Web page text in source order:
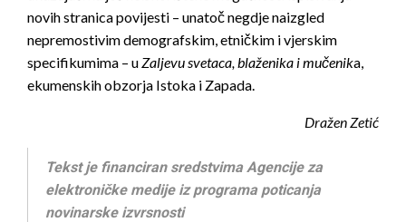
novih stranica povijesti – unatoč negdje naizgled
nepremostivim demografskim, etničkim i vjerskim
specifikumima – uZaljevu svetaca, blaženika i mučenika,
ekumenskih obzorja Istoka i Zapada.
Dražen Zetić
Tekst je financiran sredstvima Agencije za
elektroničke medije iz programa poticanja
novinarske izvrsnosti